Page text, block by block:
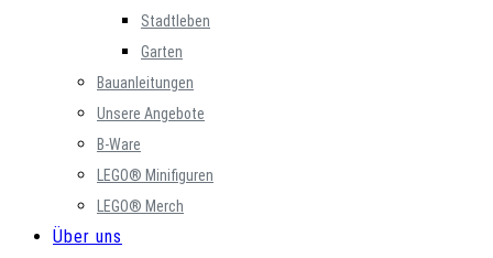
Stadtleben
Garten
Bauanleitungen
Unsere Angebote
B-Ware
LEGO® Minifiguren
LEGO® Merch
Über uns